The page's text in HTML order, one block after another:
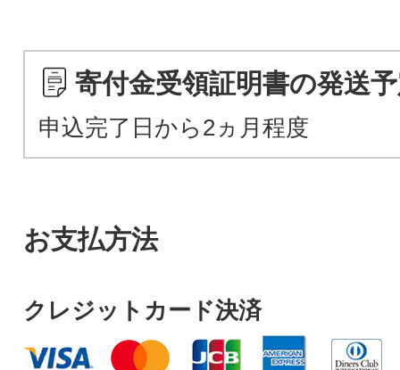
寄付金受領証明書の発送
申込完了日から2ヵ月程度
お支払方法
クレジットカード決済